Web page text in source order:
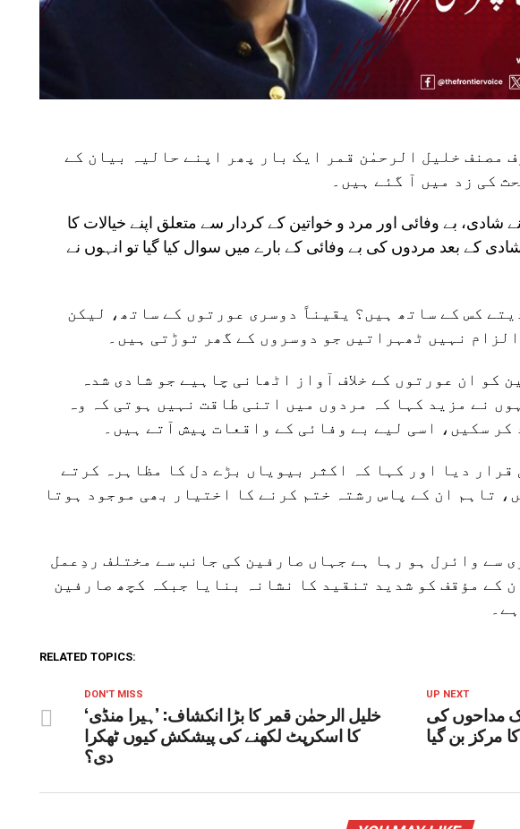
مصنف خلیل الرحمٰن قمر ایک بار پھر اپنے حالیہ بیان کے
کی زد میں آ گئے ہیں۔
شادی، بے وفائی اور مرد و خواتین کے کردار سے متعلق اپنے خیالات کا
کے بعد مردوں کی بے وفائی کے بارے میں سوال کیا گیا تو انہوں نے
کس کے ساتھ ہیں؟ یقیناً دوسری عورتوں کے ساتھ، لیکن
نہیں ٹھہراتیں جو دوسروں کے گھر توڑتی ہیں۔
کو ان عورتوں کے خلاف آواز اٹھانی چاہیے جو شادی شدہ
نے مزید کہا کہ مردوں میں اتنی طاقت نہیں ہوتی کہ وہ
سکیں، اسی لیے بے وفائی کے واقعات پیش آتے ہیں۔
قرار دیا اور کہا کہ اکثر بیویاں بڑے دل کا مظاہرہ کرتے
تاہم ان کے پاس رشتہ ختم کرنے کا اختیار بھی موجود ہوتا
سے وائرل ہو رہا ہے جہاں صارفین کی جانب سے مختلف ردِعمل
کے مؤقف کو شدید تنقید کا نشانہ بنایا جبکہ کچھ صارفین
RELATED TOPICS:
UP NEXT
مداحوں کی
مرکز بن گیا
DON'T MISS
خلیل الرحمٰن قمر کا بڑا انکشاف: ’ہیرا منڈی‘
کا اسکرپٹ لکھنے کی پیشکش کیوں ٹھکرا
دی؟